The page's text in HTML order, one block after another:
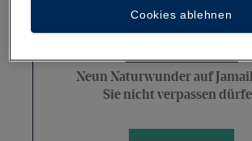
Neun Naturwunder auf
Sie nicht verpassen
Cookies ablehnen